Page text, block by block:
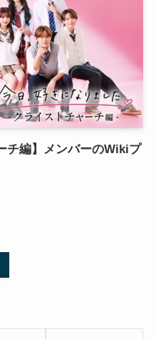
チ編】メンバーのWikiプ